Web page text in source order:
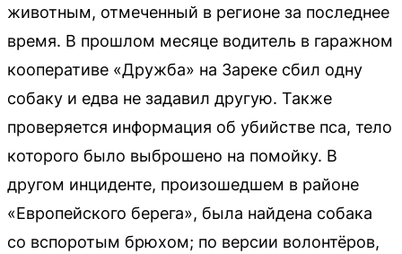
животным, отмеченный в регионе за последнее
время. В прошлом месяце водитель в гаражном
кооперативе «Дружба» на Зареке сбил одну
собаку и едва не задавил другую. Также
проверяется информация об убийстве пса, тело
которого было выброшено на помойку. В
другом инциденте, произошедшем в районе
«Европейского берега», была найдена собака
со вспоротым брюхом; по версии волонтёров,